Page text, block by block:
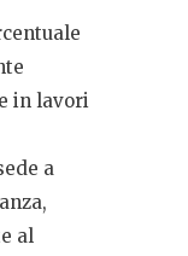
in lavori
a
al